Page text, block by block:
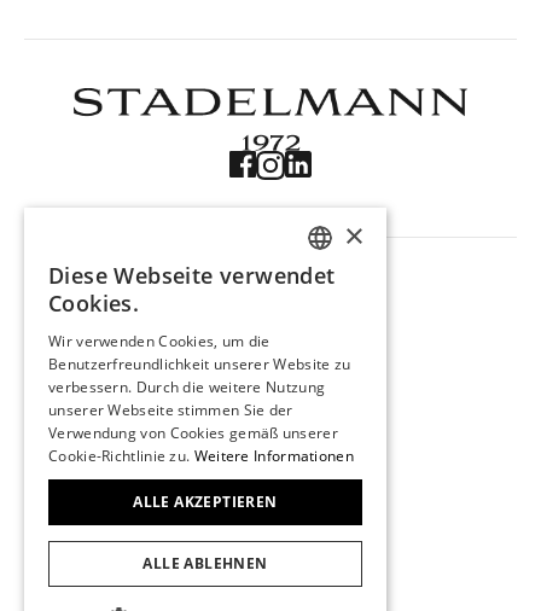
Produkte
Trouvaille
Über uns
Kontakt
Impressum
Datenschutz
KONTAKT
Marktgasse 29
3011 Bern
info@stadelmann1972.ch
GERMAN
FRENCH
×
Diese Webseite verwendet
Cookies.
Wir verwenden Cookies, um die
Benutzerfreundlichkeit unserer Website zu
verbessern. Durch die weitere Nutzung
unserer Webseite stimmen Sie der
Verwendung von Cookies gemäß unserer
Cookie-Richtlinie zu. Weitere Informationen
ALLE AKZEPTIEREN
ALLE ABLEHNEN